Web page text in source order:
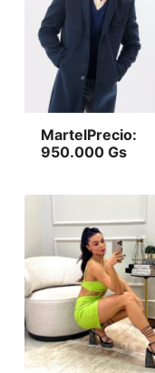
MartelPrecio:
950.000 Gs